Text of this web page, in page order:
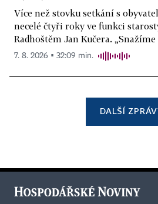
Více než stovku setkání s
necelé čtyři roky ve funkci
Radhoštěm Jan Kučera. „Snažíme
7. 8. 2026 ▪ 32:09 min.
DALŠÍ